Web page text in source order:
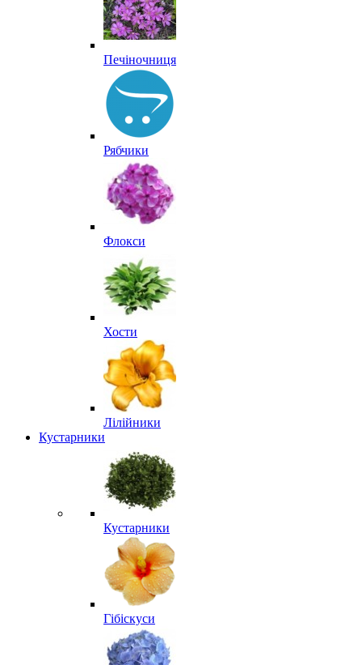
Печіночниця
Рябчики
Флокси
Хости
Лілійники
Кустарники
Кустарники
Гібіскуси